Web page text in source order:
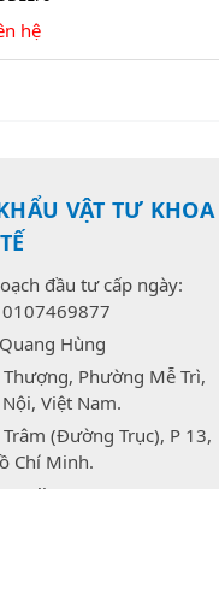
hệ
VẬT TƯ KHOA
đầu tư cấp ngày:
Hùng
Phường Mễ Trì,
Việt Nam.
(Đường Trục), P 13,
Chí Minh.
Hotline: